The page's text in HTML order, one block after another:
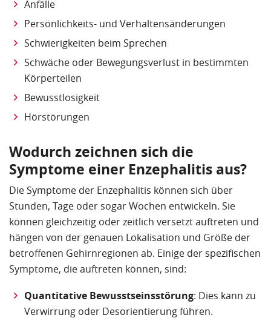
Anfälle
Persönlichkeits- und Verhaltensänderungen
Schwierigkeiten beim Sprechen
Schwäche oder Bewegungsverlust in bestimmten
Körperteilen
Bewusstlosigkeit
Hörstörungen
Wodurch zeichnen sich die
Symptome einer Enzephalitis aus?
Die Symptome der Enzephalitis können sich über
Stunden, Tage oder sogar Wochen entwickeln. Sie
können gleichzeitig oder zeitlich versetzt auftreten und
hängen von der genauen Lokalisation und Größe der
betroffenen Gehirnregionen ab. Einige der spezifischen
Symptome, die auftreten können, sind:
Quantitative Bewusstseinsstörung: Dies kann zu
Verwirrung oder Desorientierung führen.